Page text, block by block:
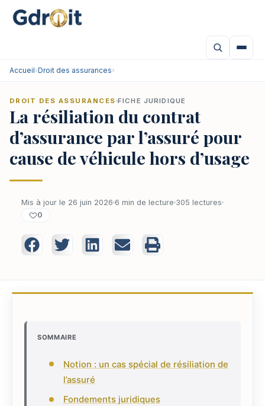
Accueil›Droit des assurances›
DROIT DES ASSURANCES FICHE JURIDIQUE
La résiliation du contrat
d’assurance par l’assuré pour
cause de véhicule hors d’usage
Mis à jour le 26 juin 2026 6 min de lecture 305 lectures
0
SOMMAIRE
Notion : un cas spécial de résiliation de
l’assuré
Fondements juridiques